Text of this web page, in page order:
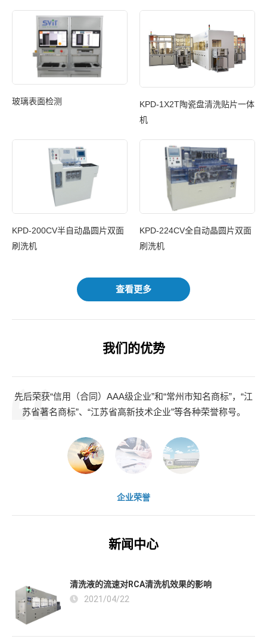
玻璃表面检测
KPD-1X2T陶瓷盘清洗贴片一体
机
KPD-200CV半自动晶圆片双面
刷洗机
KPD-224CV全自动晶圆片双面
刷洗机
查看更多
我们的优势
先后荣获“信用（合同）AAA级企业”和“常州市知名商标”，“江
苏省著名商标”、“江苏省高新技术企业”等各种荣誉称号。
企业荣誉
新闻中心
清洗液的流速对RCA清洗机效果的影响
2021/04/22